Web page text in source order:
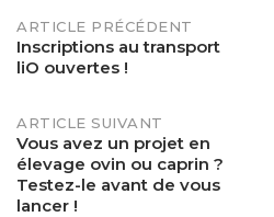
POST
NAVIGATION
ARTICLE PRÉCÉDENT
Inscriptions au transport
liO ouvertes !
ARTICLE SUIVANT
Vous avez un projet en
élevage ovin ou caprin ?
Testez-le avant de vous
lancer !